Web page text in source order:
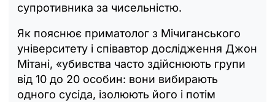
супротивника за чисельністю.
Як пояснює приматолог з Мічиганського
університету і співавтор дослідження Джон
Мітані, «убивства часто здійснюють групи
від 10 до 20 особин: вони вибирають
одного сусіда, ізолюють його і потім